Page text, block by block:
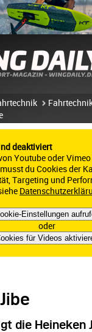
deaktiviert
Youtube oder Vimeo
du Cookies der
Targeting und
Einstellungen
oder
für Videos
die Heineken